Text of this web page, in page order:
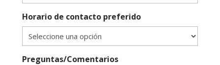
Horario de contacto preferido
Preguntas/Comentarios